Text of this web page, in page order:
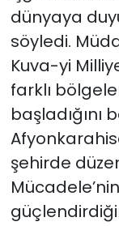
dünyaya
söyledi.
Kuva-yi
farklı
başladığını
şehirde